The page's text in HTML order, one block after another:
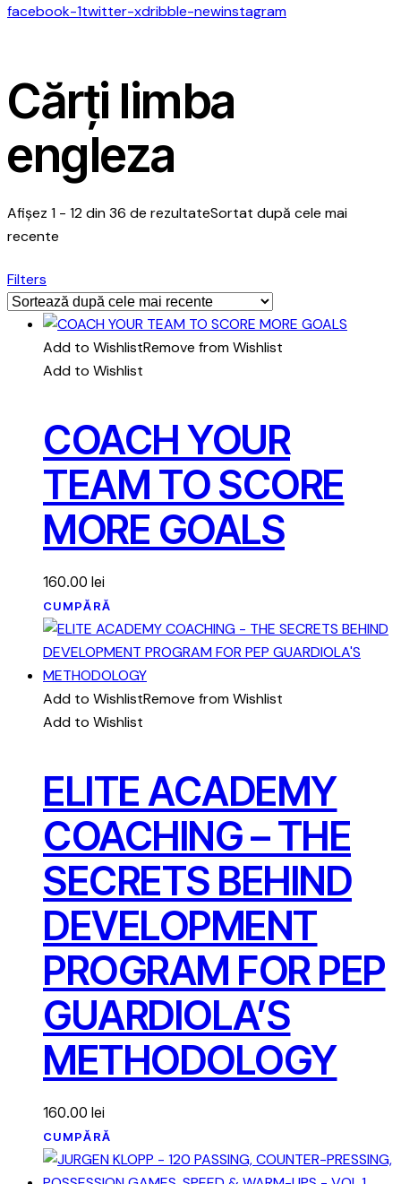
facebook-1twitter-xdribble-newinstagram
Cărți limba
engleza
Afișez 1 - 12 din 36 de rezultateSortat după cele mai
recente
Filters
Add to WishlistRemove from Wishlist
Add to Wishlist
COACH YOUR
TEAM TO SCORE
MORE GOALS
160.00 lei
CUMPĂRĂ
Add to WishlistRemove from Wishlist
Add to Wishlist
ELITE ACADEMY
COACHING – THE
SECRETS BEHIND
DEVELOPMENT
PROGRAM FOR PEP
GUARDIOLA’S
METHODOLOGY
160.00 lei
CUMPĂRĂ